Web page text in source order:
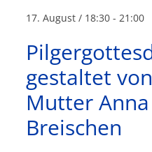
17. August / 18:30 -21:00
gestaltet
Mutter
Breischen